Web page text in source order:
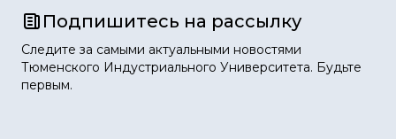
Подпишитесь на рассылку
Следите за самыми актуальными новостями
Тюменского Индустриального Университета. Будьте
первым.